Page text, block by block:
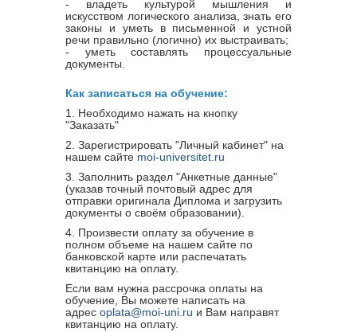
- владеть культурой мышления и
искусством логического анализа, знать его
законы и уметь в письменной и устной
речи правильно (логично) их выстраивать;
- уметь составлять процессуальные
документы.
Как записаться на обучение:
1. Необходимо нажать на кнопку
"Заказать"
2. Зарегистрировать "Личный кабинет" на
нашем сайте moi-universitet.ru
3. Заполнить раздел "Анкетные данные"
(указав точный почтовый адрес для
отправки оригинала Диплома и загрузить
документы о своём образовании).
4. Произвести оплату за обучение в
полном объеме на нашем сайте по
банковской карте или распечатать
квитанцию на оплату.
Если вам нужна рассрочка оплаты на
обучение, Вы можете написать на
адрес oplata@moi-uni.ru и Вам направят
квитанцию на оплату.